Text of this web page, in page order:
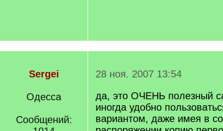
Sergei
Одесса
Сообщений:
28 ноя. 2007 13:54
да, это ОЧЕНЬ полезный
иногда удобно
вариантом, даже имея в